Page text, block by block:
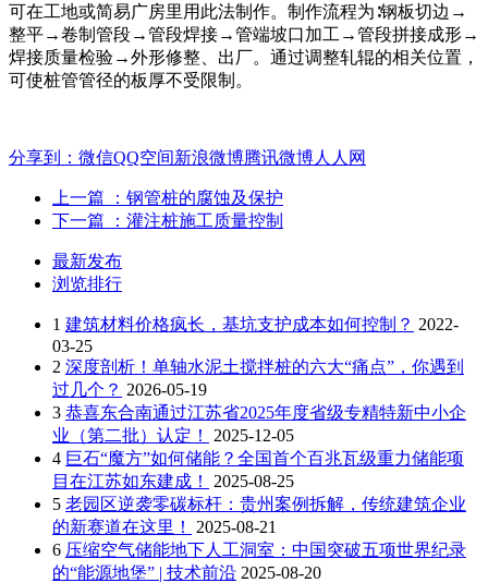
可在工地或简易广房里用此法制作。制作流程为∶钢板切边→
整平→卷制管段→管段焊接→管端坡口加工→管段拼接成形→
焊接质量检验→外形修整、出厂。通过调整轧辊的相关位置，
可使桩管管径的板厚不受限制。
分享到： 微信QQ空间新浪微博腾讯微博人人网
上一篇
：钢管桩的腐蚀及保护
下一篇
：灌注桩施工质量控制
最新发布
浏览排行
1 建筑材料价格疯长，基坑支护成本如何控制？ 2022-
03-25
2 深度剖析！单轴水泥土搅拌桩的六大“痛点”，你遇到
过几个？ 2026-05-19
3 恭喜东合南通过江苏省2025年度省级专精特新中小企
业（第二批）认定！
2025-12-05
4 巨石“魔方”如何储能？全国首个百兆瓦级重力储能项
目在江苏如东建成！
2025-08-25
5 老园区逆袭零碳标杆：贵州案例拆解，传统建筑企业
的新赛道在这里！
2025-08-21
6 压缩空气储能地下人工洞室：中国突破五项世界纪录
的“能源地堡” | 技术前沿 2025-08-20